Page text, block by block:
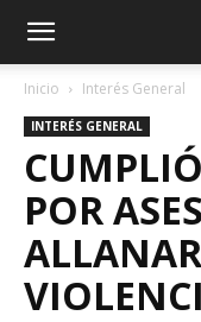
Inicio Interés General
INTERÉS GENERAL
POR